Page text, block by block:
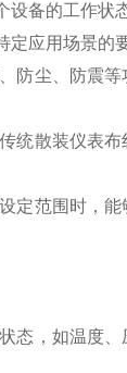
备的工作状
应用场景的
防尘、防震
统散装仪表
定范围时，
态，如温度